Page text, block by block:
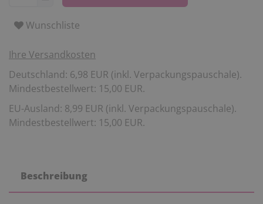
Wunschliste
Ihre Versandkosten
Deutschland: 6,98 EUR (inkl. Verpackungspauschale).
Mindestbestellwert: 15,00 EUR.
EU-Ausland: 8,99 EUR (inkl. Verpackungspauschale).
Mindestbestellwert: 15,00 EUR.
Beschreibung